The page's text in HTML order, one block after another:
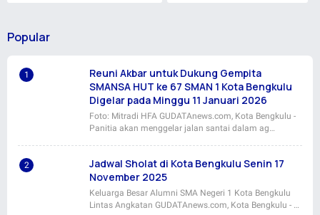
Popular
Reuni Akbar untuk Dukung Gempita
SMANSA HUT ke 67 SMAN 1 Kota Bengkulu
Digelar pada Minggu 11 Januari 2026
Foto: Mitradi HFA GUDATAnews.com, Kota Bengkulu -
Panitia akan menggelar jalan santai dalam ag…
Jadwal Sholat di Kota Bengkulu Senin 17
November 2025
Keluarga Besar Alumni SMA Negeri 1 Kota Bengkulu
Lintas Angkatan GUDATAnews.com, Kota Bengkulu - …